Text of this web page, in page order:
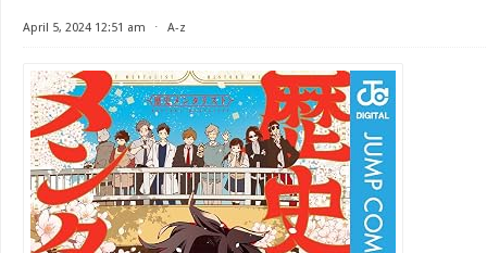
April 5, 2024 12:51 am ⋅ A-z